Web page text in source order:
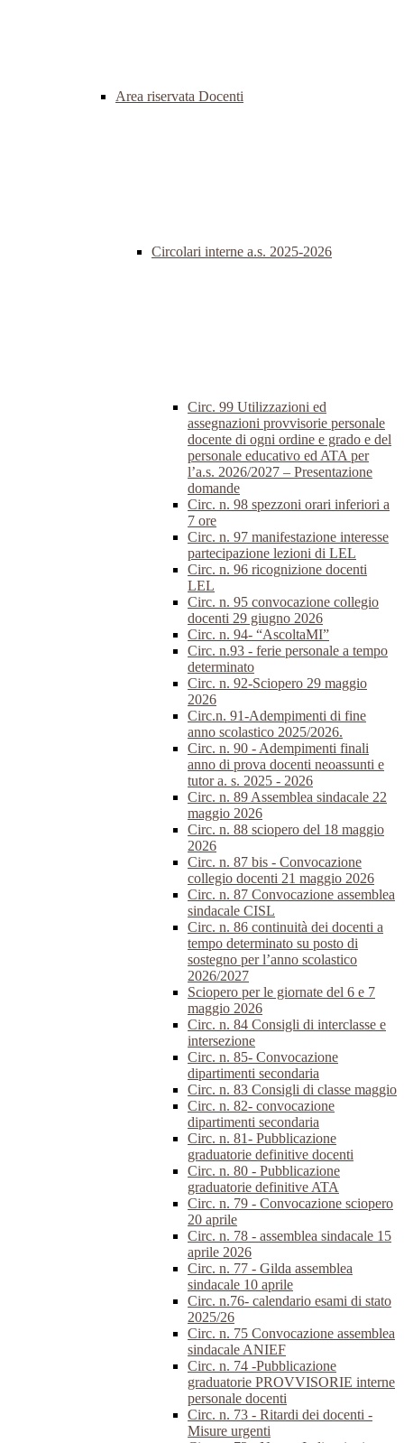
Area riservata Docenti
Circolari interne a.s. 2025-2026
Circ. 99 Utilizzazioni ed
assegnazioni provvisorie personale
docente di ogni ordine e grado e del
personale educativo ed ATA per
l’a.s. 2026/2027 – Presentazione
domande
Circ. n. 98 spezzoni orari inferiori a
7 ore
Circ. n. 97 manifestazione interesse
partecipazione lezioni di LEL
Circ. n. 96 ricognizione docenti
LEL
Circ. n. 95 convocazione collegio
docenti 29 giugno 2026
Circ. n. 94- “AscoltaMI”
Circ. n.93 - ferie personale a tempo
determinato
Circ. n. 92-Sciopero 29 maggio
2026
Circ.n. 91-Adempimenti di fine
anno scolastico 2025/2026.
Circ. n. 90 - Adempimenti finali
anno di prova docenti neoassunti e
tutor a. s. 2025 - 2026
Circ. n. 89 Assemblea sindacale 22
maggio 2026
Circ. n. 88 sciopero del 18 maggio
2026
Circ. n. 87 bis - Convocazione
collegio docenti 21 maggio 2026
Circ. n. 87 Convocazione assemblea
sindacale CISL
Circ. n. 86 continuità dei docenti a
tempo determinato su posto di
sostegno per l’anno scolastico
2026/2027
Sciopero per le giornate del 6 e 7
maggio 2026
Circ. n. 84 Consigli di interclasse e
intersezione
Circ. n. 85- Convocazione
dipartimenti secondaria
Circ. n. 83 Consigli di classe maggio
Circ. n. 82- convocazione
dipartimenti secondaria
Circ. n. 81- Pubblicazione
graduatorie definitive docenti
Circ. n. 80 - Pubblicazione
graduatorie definitive ATA
Circ. n. 79 - Convocazione sciopero
20 aprile
Circ. n. 78 - assemblea sindacale 15
aprile 2026
Circ. n. 77 - Gilda assemblea
sindacale 10 aprile
Circ. n.76- calendario esami di stato
2025/26
Circ. n. 75 Convocazione assemblea
sindacale ANIEF
Circ. n. 74 -Pubblicazione
graduatorie PROVVISORIE interne
personale docenti
Circ. n. 73 - Ritardi dei docenti -
Misure urgenti